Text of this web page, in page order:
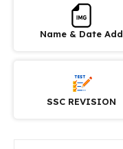
Name & Date Add
SSC REVISION